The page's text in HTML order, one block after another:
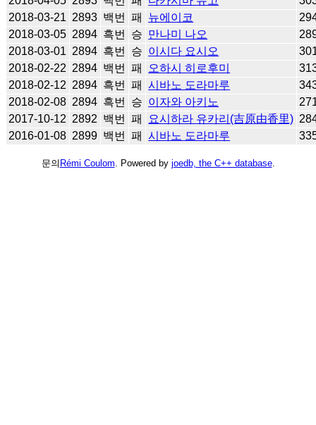
2018-03-21 2893 백번 패 뉴에이코
2018-03-05 2894 흑번 승 만나미 나오
2018-03-01 2894 흑번 승 이시다 요시오
2018-02-22 2894 백번 패 오하시 히로후미
2018-02-12 2894 흑번 패 시바노 도라마루
2018-02-08 2894 흑번 승 이자와 아키노
2017-10-12 2892 백번 패 요시하라 유카리(吉原由香里)
2016-01-08 2899 백번 패 시바노 도라마루
문의 Rémi Coulom . Powered by joedb, the C++ database.